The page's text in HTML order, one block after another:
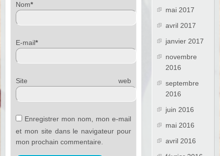
Nom*
E-mail*
Site web
Enregistrer mon nom, mon e-mail
et mon site dans le navigateur pour
mon prochain commentaire.
mai 2017
avril 2017
janvier 2017
novembre
2016
septembre
2016
juin 2016
mai 2016
avril 2016